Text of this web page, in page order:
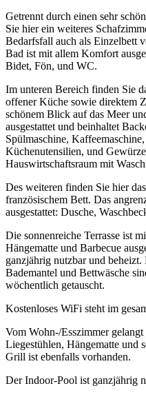
Getrennt durch einen sehr
Sie hier ein weiteres
Bedarfsfall auch als Einzelbett
Bad ist mit allem Komfort
Bidet, Fön, und WC.
Im unteren Bereich finden Sie
offener Küche sowie direktem
schönem Blick auf das Meer
ausgestattet und beinhaltet
Spülmaschine,
Küchenutensilien, und
Hauswirtschaftsraum mit
Des weiteren finden Sie hier
französischem Bett. Das
ausgestattet: Dusche,
Die sonnenreiche Terrasse ist
Hängematte und Barbecue
ganzjährig nutzbar und beheizt.
Bademantel und Bettwäsche
wöchentlich getauscht.
Kostenloses WiFi steht im
Vom Wohn-/Esszimmer
Liegestühlen, Hängematte und
Grill ist ebenfalls vorhanden.
Der Indoor-Pool ist ganzjährig